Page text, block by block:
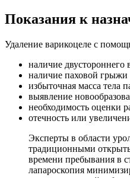
Показания к
Удаление варикоцеле с
наличие двустороннего
наличие паховой грыжи
избыточная масса тела
выявление
необходимость оценки
отечность или
Эксперты в области
традиционными
времени пребывания в
лапароскопия